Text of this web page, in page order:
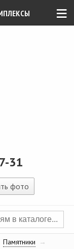
≡
31
фото
Памятники
→